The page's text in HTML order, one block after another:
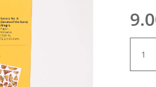
kiekis: